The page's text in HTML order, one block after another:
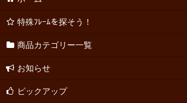
特殊ﾌﾚｰﾑを探そう！
商品カテゴリー一覧
お知らせ
ピックアップ